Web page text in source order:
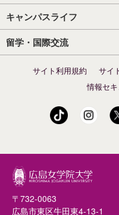
キャンパスライフ
留学・国際交流
サイト利用規約 サイ
情報セ
〒732-0063
広島市東区牛田東4-13-1